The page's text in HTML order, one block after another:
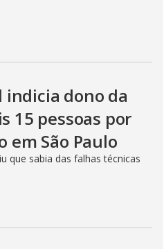
indicia dono da
15 pessoas por
em São Paulo
que sabia das falhas técnicas